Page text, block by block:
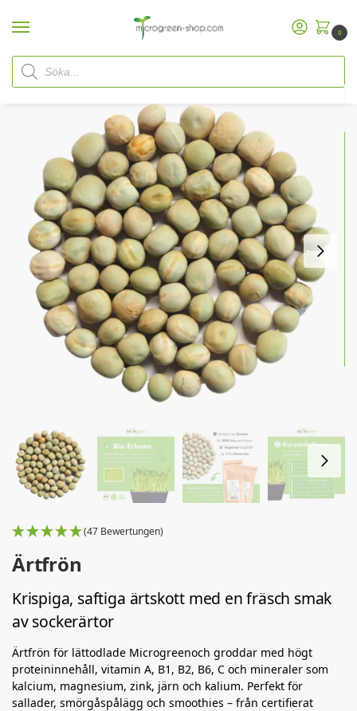
0
Hem Microgreen Shop
(47 Bewertungen)
Ärtfrön
Krispiga, saftiga ärtskott med en fräsch smak
av sockerärtor
Ärtfrön för lättodlade Microgreenoch groddar med högt
proteininnehåll, vitamin A, B1, B2, B6, C och mineraler som
kalcium, magnesium, zink, järn och kalium. Perfekt för
sallader, smörgåspålägg och smoothies – från certifierat